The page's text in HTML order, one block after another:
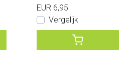
EUR 6,95
Vergelijk